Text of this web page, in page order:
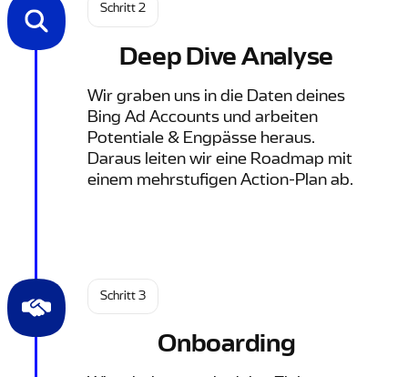
Schritt 2
Deep Dive Analyse
Wir graben uns in die Daten deines
Bing Ad Accounts und arbeiten
Potentiale & Engpässe heraus.
Daraus leiten wir eine Roadmap mit
einem mehrstufigen Action-Plan ab.
Schritt 3
Onboarding